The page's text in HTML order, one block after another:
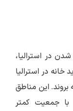
در استرالیا،
خانه در استرالیا
این مناطق
با جمعیت کمتر